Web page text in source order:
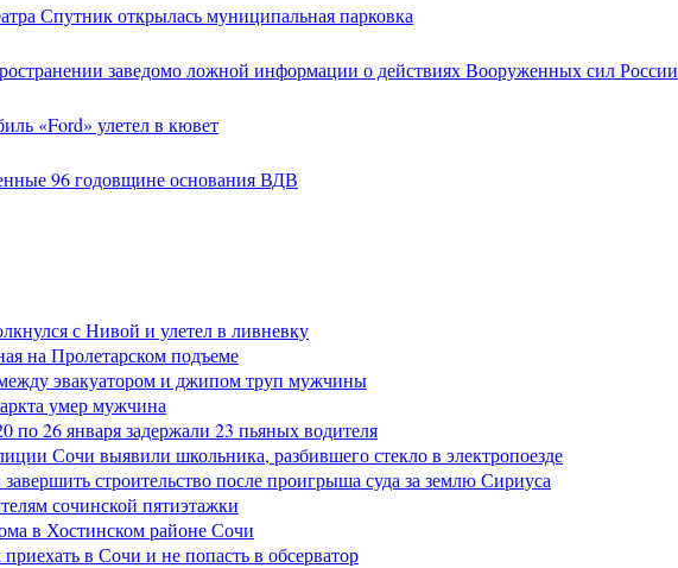
Спутник открылась муниципальная парковка
заведомо ложной информации о действиях Вооруженных сил России
«Ford» улетел в кювет
96 годовщине основания ВДВ
с Нивой и улетел в ливневку
на Пролетарском подъеме
эвакуатором и джипом труп мужчины
умер мужчина
по 26 января задержали 23 пьяных водителя
Сочи выявили школьника, разбившего стекло в электропоезде
строительство после проигрыша суда за землю Сириуса
сочинской пятиэтажки
в Хостинском районе Сочи
в Сочи и не попасть в обсерватор